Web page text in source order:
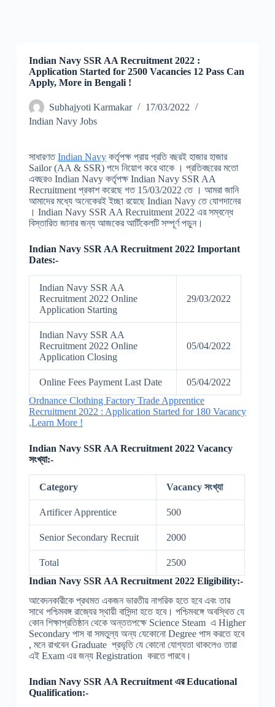
Indian Navy SSR AA Recruitment 2022 :
Application Started for 2500 Vacancies 12 Pass Can
Apply, More in Bengali !
Subhajyoti Karmakar
17/03/2022
Indian Navy Jobs
সাধারণতIndian Navyকর্তৃপক্ষ প্রায় প্রতি বছরই হাজার হাজার
Sailor (AA & SSR) পদে নিয়োগ করে থাকে । প্রতিবছরের মতো
এবছরও Indian Navy কর্তৃপক্ষ Indian Navy SSR AA
Recruitment প্রকাশ করেছে গত 15/03/2022 তে । আমরা জানি
আমাদের মধ্যে অনেকেরই ইচ্ছা রয়েছে Indian Navy তে যোগদানের
। Indian Navy SSR AA Recruitment 2022 এর সম্বন্ধে
বিস্তারিত জানার জন্য আজকের আর্টিকেলটি সম্পূর্ণ পড়ুন।
Indian Navy SSR AA Recruitment 2022 Important
Dates:-
Indian Navy SSR AA
Recruitment 2022 Online
Application Starting
29/03/2022
Indian Navy SSR AA
Recruitment 2022 Online
Application Closing
05/04/2022
Online Fees Payment Last Date
05/04/2022
Ordnance Clothing Factory Trade Apprentice
Recruitment 2022 : Application Started for 180 Vacancy
,Learn More !
Indian Navy SSR AA Recruitment 2022 Vacancy
সংখ্যা:-
Category Vacancy সংখ্যা
Artificer Apprentice 500
Senior Secondary Recruit 2000
Total
2500
Indian Navy SSR AA Recruitment 2022 Eligibility:-
আবেদনকারীকে প্রথমত একজন ভারতীয় নাগরিক হতে হবে এবং তার
সাথে পশ্চিমবঙ্গ রাজ্যের স্থায়ী বাসিন্দা হতে হবে। পশ্চিমবঙ্গে অবস্থিত যে
কোন শিক্ষাপ্রতিষ্ঠান থেকে অন্ততপক্ষে Science Steam এ Higher
Secondary পাস বা সমতুল্য অন্য যেকোনো Degree পাস করতে হবে
, মনে রাখবেন Graduate প্রভৃতি যে কোনো যোগ্যতা থাকলেও তারা
এই Exam এর জন্য Registration করতে পারবে।
Indian Navy SSR AA Recruitment এর Educational
Qualification:-